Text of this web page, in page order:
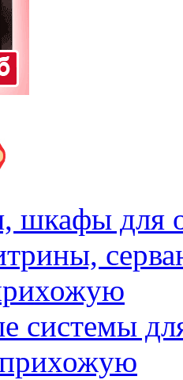
шкафы для
системы
прихожую